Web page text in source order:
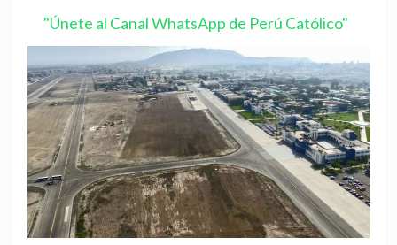
"Únete al Canal WhatsApp de Perú Católico"